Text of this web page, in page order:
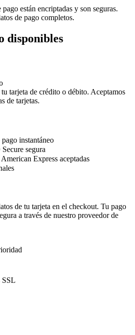
están encriptadas y son seguras.
de pago completos.
disponibles
tarjeta de crédito o débito. Aceptamos
de tarjetas.
instantáneo
segura
Express aceptadas
de tu tarjeta en el checkout. Tu pago
a través de nuestro proveedor de
SSL